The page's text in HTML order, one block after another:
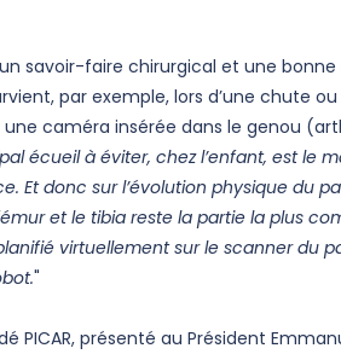
savoir-faire chirurgical et une
par exemple, lors d’une chute ou
caméra insérée dans le genou
écueil à éviter, chez l’enfant, est le
Et donc sur l’évolution physique du
et le tibia reste la partie la plus
virtuellement sur le scanner du
"
PICAR, présenté au Président